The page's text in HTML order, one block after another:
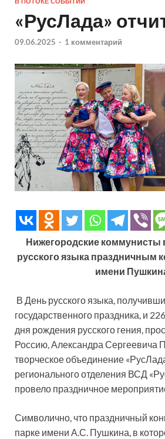
«РусЛада»
09.06.2025 - 1 комментарий
Нижегородские коммунисты
русского языка праздничным
имени
В День русского языка,
государственного праздника, и
дня рождения русского гения,
Россию, Александра Сергеевича
творческое объединение
регионального отделения ВСД
провело праздничное
Символично, что праздничный
парке имени А.С. Пушкина, в